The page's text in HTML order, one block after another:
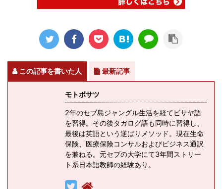
この記事を書いた人 最新記事
モトボサツ
2年のセブ島ジャングル生活を経てビサヤ語
を習得。その後タガログ語も同時に習得し、
最後は英語という逆ばりメソッド。現在生命
保険、医療保険コンサルおよびビジネス通訳
を兼ねる。元セブの大学にて3年間ストリー
ト系日本語教師の経験あり。